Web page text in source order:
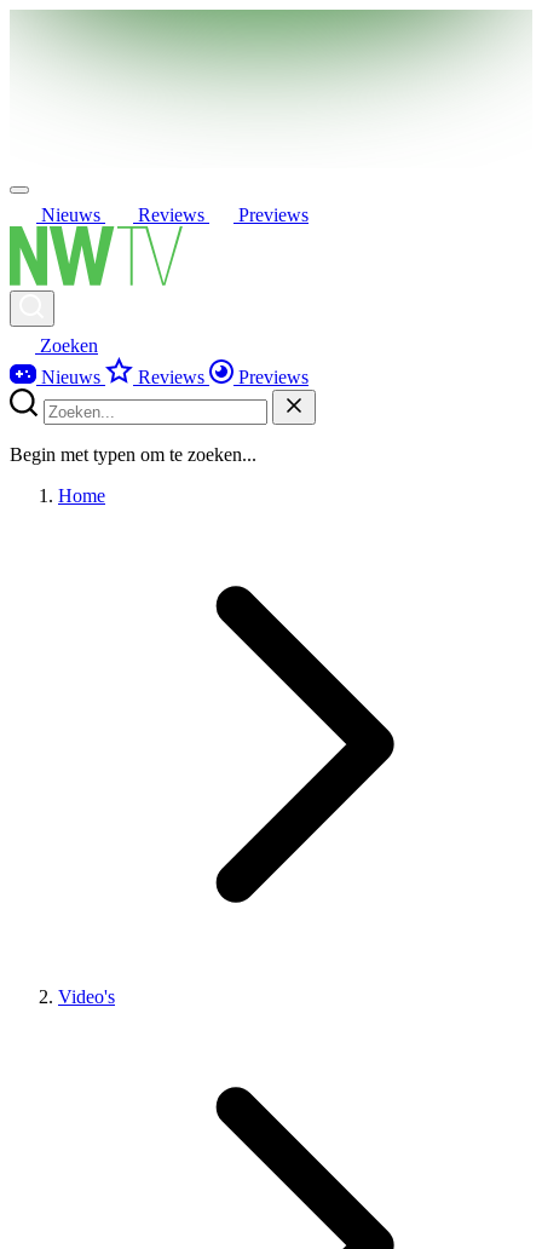
Nieuws Reviews Previews
Zoeken
Nieuws
Reviews Previews
Begin met typen om te zoeken...
Home
Video's